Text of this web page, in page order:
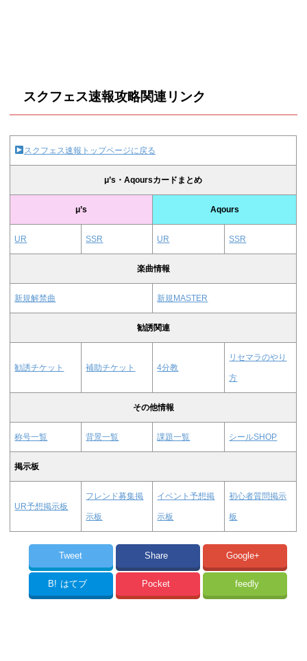
スクフェス速報攻略関連リンク
スクフェス速報トップページに戻る
μ’s・Aqoursカードまとめ
μ’s Aqours
UR SSR UR SSR
楽曲情報
新規解禁曲 新規MASTER
勧誘関連
勧誘チケット 補助チケット 4分教
リセマラのやり
方
その他情報
称号一覧 背景一覧 課題一覧 シールSHOP
掲示板
UR予想掲示板
フレンド募集掲
示板
イベント予想掲
示板
初心者質問掲示
板
Tweet Share Google+
B! はてブ Pocket feedly